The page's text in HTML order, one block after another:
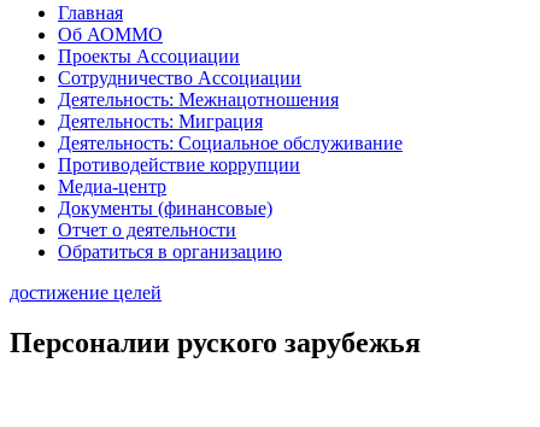
Главная
Об АОММО
Проекты Ассоциации
Сотрудничество Ассоциации
Деятельность: Межнацотношения
Деятельность: Миграция
Деятельность: Социальное обслуживание
Противодействие коррупции
Медиа-центр
Документы (финансовые)
Отчет о деятельности
Обратиться в организацию
достижение целей
Персоналии руского зарубежья